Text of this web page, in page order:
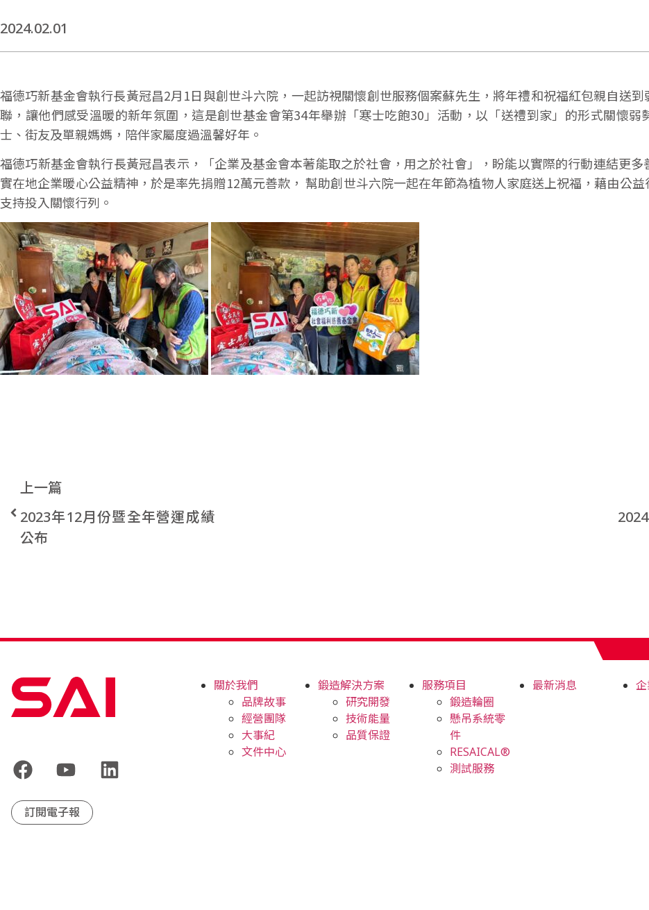
2024.02.01
福德巧新基金會執行長黃冠昌2月1日與創世斗六院，一起訪視關懷創世服務個案蘇先生，將年禮和祝福紅包親自送
聯，讓他們感受溫暖的新年氛圍，這是創世基金會第34年舉辦「寒士吃飽30」活動，以「送禮到家」的形式關懷
士、街友及單親媽媽，陪伴家屬度過溫馨好年。
福德巧新基金會執行長黃冠昌表示，「企業及基金會本著能取之於社會，用之於社會」，盼能以實際的行動連結更
實在地企業暖心公益精神，於是率先捐贈12萬元善款， 幫助創世斗六院一起在年節為植物人家庭送上祝福，藉由公
支持投入關懷行列。
上一篇
2023年12月份暨全年營運成績
公布
訂閱電子報
關於我們
品牌故事
經營團隊
大事紀
文件中心
鍛造解決方案
研究開發
技術能量
品質保證
服務項目
鍛造輪圈
懸吊系統零
件
RESAICAL®
測試服務
最新消息